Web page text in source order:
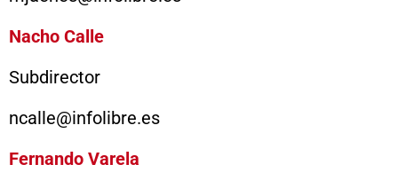
Nacho Calle
Subdirector
ncalle@infolibre.es
Fernando Varela